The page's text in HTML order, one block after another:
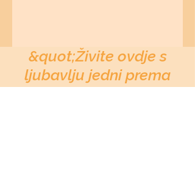
&quot;Živite ovdje s
ljubavlju jedni prema